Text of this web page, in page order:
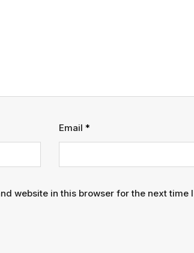
Email *
website in this browser for the next time